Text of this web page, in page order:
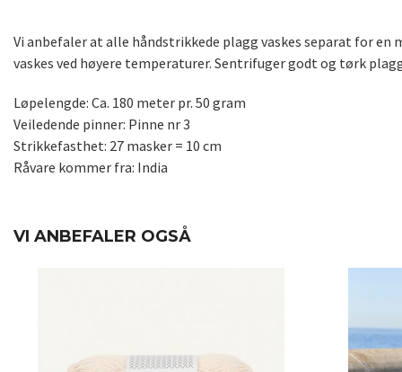
Vi anbefaler at alle håndstrikkede plagg vaskes separat for
vaskes ved høyere temperaturer. Sentrifuger godt og tørk
Løpelengde: Ca. 180 meter pr. 50 gram
Veiledende pinner: Pinne nr 3
Strikkefasthet: 27 masker = 10 cm
Råvare kommer fra: India
VI ANBEFALER OGSÅ